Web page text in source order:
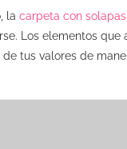
la carpeta con
Los elementos
de tus valores de